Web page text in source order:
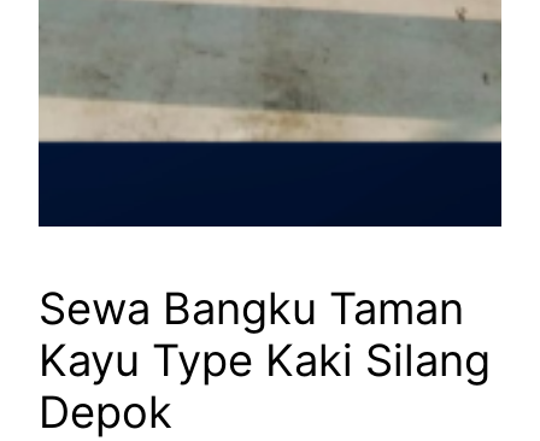
Sewa Bangku Taman
Kayu Type Kaki Silang
Depok